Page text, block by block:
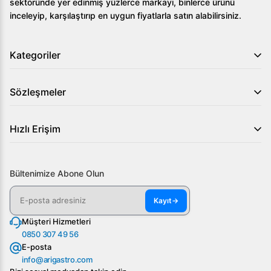
Hava soğutmalı sistem ve kaliteli yapı sayesinde
daima aynı yüksek standartlarda buz elde edilir.
Sonuç olarak, Öztiryakiler OKB37A Hazneli Küp Buz
Makinesi Kapasite 37 kg/gün, işletmenizin günlük buz
Detaylı bilgi ve sipariş için web sitemizi ziyaret edin ya da
sektöründe yer edinmiş yüzlerce markayı, binlerce ürünü
inceleyip, karşılaştırıp en uygun fiyatlarla satın alabilirsiniz.
Kategoriler
Sözleşmeler
Hızlı Erişim
Bültenimize Abone Olun
Kayıt→
Müşteri Hizmetleri
0850 307 49 56
E-posta
info@arigastro.com